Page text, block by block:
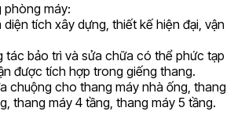
phòng máy:
diện tích xây dựng, thiết kế hiện đại, vận
tác bảo trì và sửa chữa có thể phức tạp
được tích hợp trong giếng thang.
chuộng cho thang máy nhà ống, thang
thang máy 4 tầng, thang máy 5 tầng.